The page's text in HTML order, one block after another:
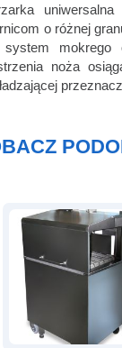
o różnej
mokrego
noża